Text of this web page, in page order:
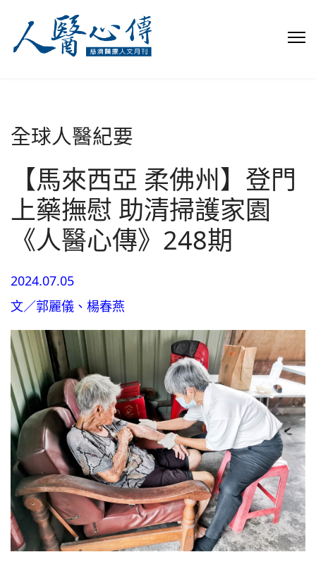
全球人醫紀要
【馬來西亞 柔佛州】登門
上藥撫慰 助清掃護家園
《人醫心傳》248期
2024.07.05
文／郭麗儀、楊春燕